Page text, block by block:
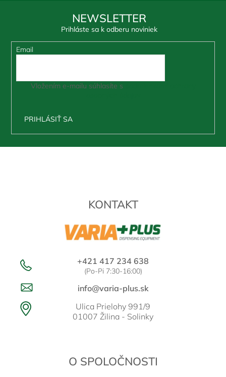
NEWSLETTER
Prihláste sa k odberu noviniek
Email
Vložením e-mailu súhlasíte s
PRIHLÁSIŤ SA
KONTAKT
+421 417 234 638
(Po-Pi 7:30-16:00)
info@varia-plus.sk
Ulica Prielohy 991/9
01007 Žilina - Solinky
O SPOLOČNOSTI